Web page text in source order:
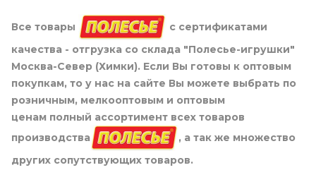
Все товары
с сертификатами
качества - отгрузка со склада "Полесье-игрушки"
Москва-Север (Химки). Если Вы готовы к оптовым
покупкам, то у нас на сайте Вы можете выбрать по
розничным, мелкооптовым и оптовым
ценам полный ассортимент всех товаров
производства
, а так же множество
других сопутствующих товаров.